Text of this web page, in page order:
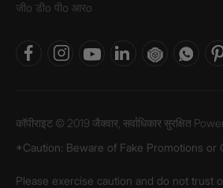
जीo डीo पीo आरo
कॉपीराइट © 2019 जैक्वार, सर्वाधिकार सुरक्षित
*Caution: Beware of Fake Promotions or
Please exercise caution and do not trust